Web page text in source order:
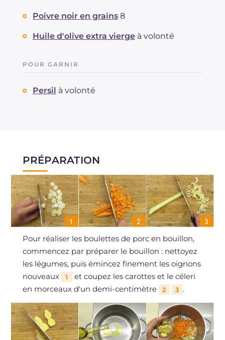
Poivre noir en grains 8
Huile d'olive extra vierge à volonté
POUR GARNIR
Persil à volonté
PRÉPARATION
Pour réaliser les boulettes de porc en bouillon,
commencez par préparer le bouillon : nettoyez
les légumes, puis émincez finement les oignons
nouveaux
1
et coupez les carottes et le céleri
en morceaux d'un demi-centimètre
2 3 .